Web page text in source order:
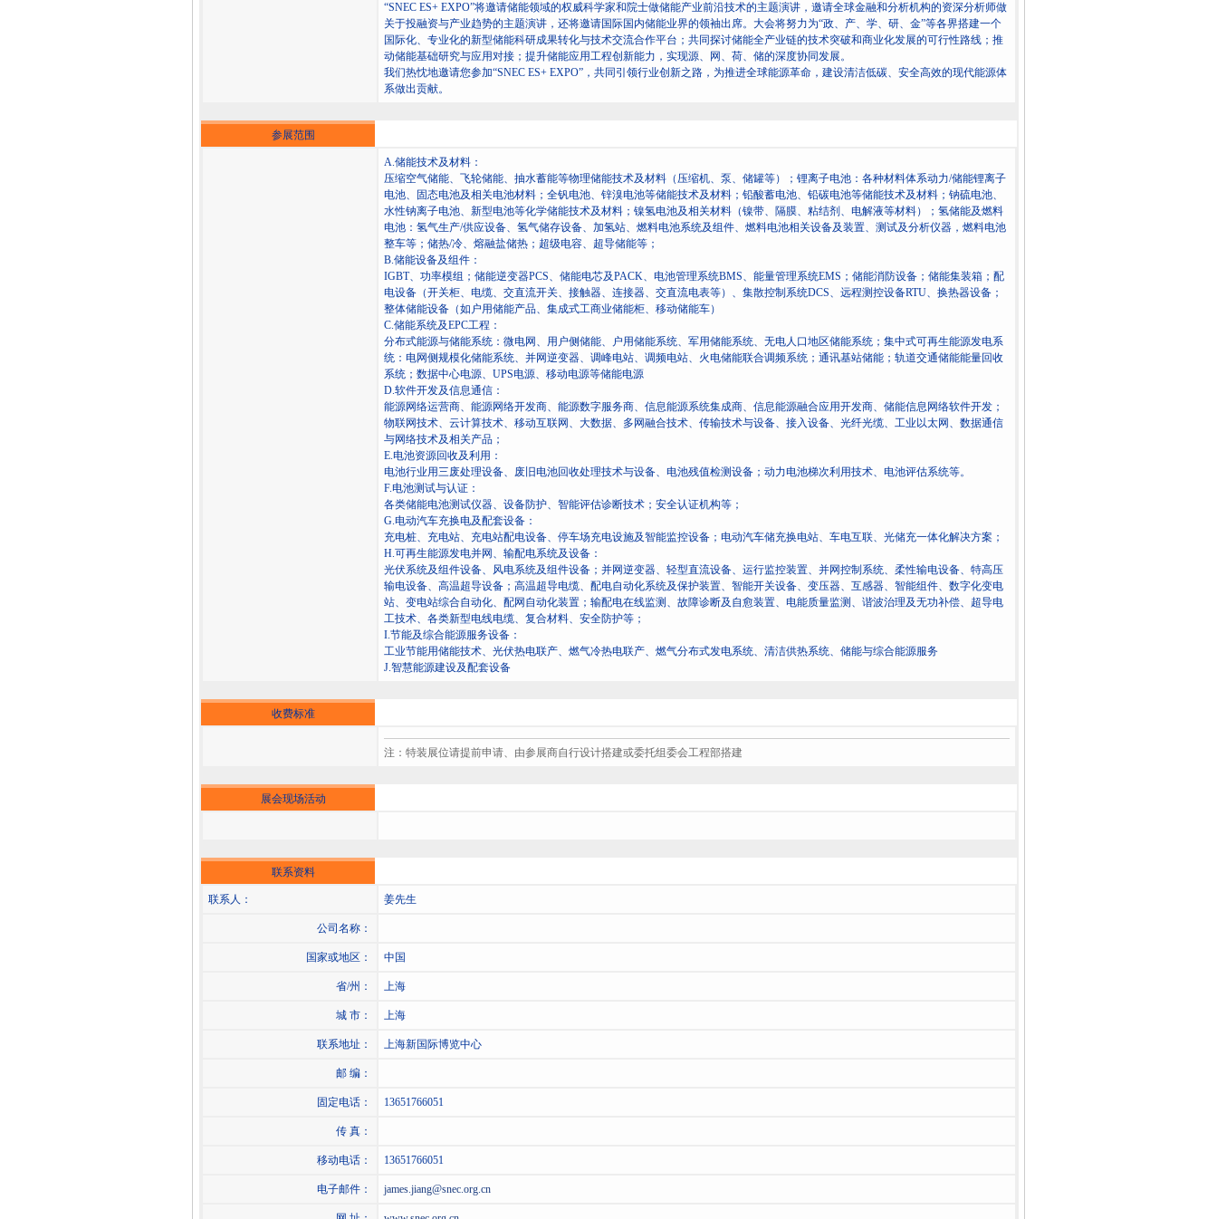
“SNEC ES+ EXPO”将邀请储能领域的权威科学家和院士做储能产业前沿技术的主题演讲，邀请全球金融和分析机构的资深分析师做
关于投融资与产业趋势的主题演讲，还将邀请国际国内储能业界的领袖出席。大会将努力为“政、产、学、研、金”等各界搭建一个
国际化、专业化的新型储能科研成果转化与技术交流合作平台；共同探讨储能全产业链的技术突破和商业化发展的可行性路线；推
动储能基础研究与应用对接；提升储能应用工程创新能力，实现源、网、荷、储的深度协同发展。
我们热忱地邀请您参加“SNEC ES+ EXPO”，共同引领行业创新之路，为推进全球能源革命，建设清洁低碳、安全高效的现代能源体
系做出贡献。
参展范围
A.储能技术及材料：
压缩空气储能、飞轮储能、抽水蓄能等物理储能技术及材料（压缩机、泵、储罐等）；锂离子电池：各种材料体系动力/储能锂离子
电池、固态电池及相关电池材料；全钒电池、锌溴电池等储能技术及材料；铅酸蓄电池、铅碳电池等储能技术及材料；钠硫电池、
水性钠离子电池、新型电池等化学储能技术及材料；镍氢电池及相关材料（镍带、隔膜、粘结剂、电解液等材料）；氢储能及燃料
电池：氢气生产/供应设备、氢气储存设备、加氢站、燃料电池系统及组件、燃料电池相关设备及装置、测试及分析仪器，燃料电池
整车等；储热/冷、熔融盐储热；超级电容、超导储能等；
B.储能设备及组件：
IGBT、功率模组；储能逆变器PCS、储能电芯及PACK、电池管理系统BMS、能量管理系统EMS；储能消防设备；储能集装箱；配
电设备（开关柜、电缆、交直流开关、接触器、连接器、交直流电表等）、集散控制系统DCS、远程测控设备RTU、换热器设备；
整体储能设备（如户用储能产品、集成式工商业储能柜、移动储能车）
C.储能系统及EPC工程：
分布式能源与储能系统：微电网、用户侧储能、户用储能系统、军用储能系统、无电人口地区储能系统；集中式可再生能源发电系
统：电网侧规模化储能系统、并网逆变器、调峰电站、调频电站、火电储能联合调频系统；通讯基站储能；轨道交通储能能量回收
系统；数据中心电源、UPS电源、移动电源等储能电源
D.软件开发及信息通信：
能源网络运营商、能源网络开发商、能源数字服务商、信息能源系统集成商、信息能源融合应用开发商、储能信息网络软件开发；
物联网技术、云计算技术、移动互联网、大数据、多网融合技术、传输技术与设备、接入设备、光纤光缆、工业以太网、数据通信
与网络技术及相关产品；
E.电池资源回收及利用：
电池行业用三废处理设备、废旧电池回收处理技术与设备、电池残值检测设备；动力电池梯次利用技术、电池评估系统等。
F.电池测试与认证：
各类储能电池测试仪器、设备防护、智能评估诊断技术；安全认证机构等；
G.电动汽车充换电及配套设备：
充电桩、充电站、充电站配电设备、停车场充电设施及智能监控设备；电动汽车储充换电站、车电互联、光储充一体化解决方案；
H.可再生能源发电并网、输配电系统及设备：
光伏系统及组件设备、风电系统及组件设备；并网逆变器、轻型直流设备、运行监控装置、并网控制系统、柔性输电设备、特高压
输电设备、高温超导设备；高温超导电缆、配电自动化系统及保护装置、智能开关设备、变压器、互感器、智能组件、数字化变电
站、变电站综合自动化、配网自动化装置；输配电在线监测、故障诊断及自愈装置、电能质量监测、谐波治理及无功补偿、超导电
工技术、各类新型电线电缆、复合材料、安全防护等；
I.节能及综合能源服务设备：
工业节能用储能技术、光伏热电联产、燃气冷热电联产、燃气分布式发电系统、清洁供热系统、储能与综合能源服务
J.智慧能源建设及配套设备
收费标准
注：特装展位请提前申请、由参展商自行设计搭建或委托组委会工程部搭建
展会现场活动
联系资料
联系人： 姜先生
公司名称：
国家或地区： 中国
省/州： 上海
城 市： 上海
联系地址： 上海新国际博览中心
邮 编：
固定电话： 13651766051
传 真：
移动电话： 13651766051
电子邮件： james.jiang@snec.org.cn